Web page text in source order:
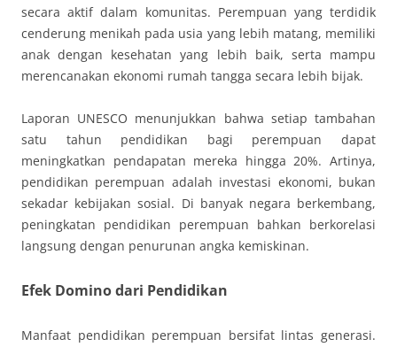
secara aktif dalam komunitas. Perempuan yang terdidik
cenderung menikah pada usia yang lebih matang, memiliki
anak dengan kesehatan yang lebih baik, serta mampu
merencanakan ekonomi rumah tangga secara lebih bijak.
Laporan UNESCO menunjukkan bahwa setiap tambahan
satu tahun pendidikan bagi perempuan dapat
meningkatkan pendapatan mereka hingga 20%. Artinya,
pendidikan perempuan adalah investasi ekonomi, bukan
sekadar kebijakan sosial. Di banyak negara berkembang,
peningkatan pendidikan perempuan bahkan berkorelasi
langsung dengan penurunan angka kemiskinan.
Efek Domino dari Pendidikan
Manfaat pendidikan perempuan bersifat lintas generasi.